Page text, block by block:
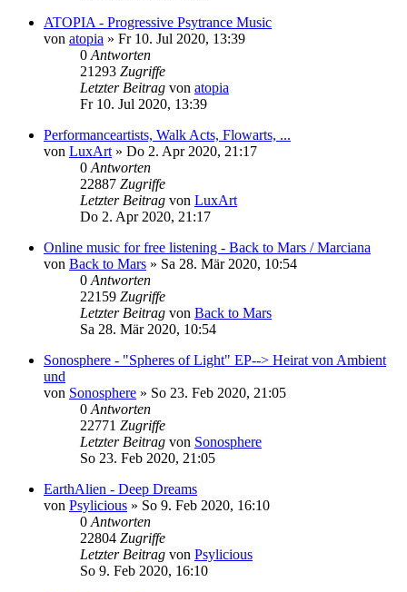
ATOPIA - Progressive Psytrance Music
von atopia » Fr 10. Jul 2020, 13:39
0 Antworten
21293 Zugriffe
Letzter Beitrag von atopia
Fr 10. Jul 2020, 13:39
Performanceartists, Walk Acts, Flowarts, ...
von LuxArt » Do 2. Apr 2020, 21:17
0 Antworten
22887 Zugriffe
Letzter Beitrag von LuxArt
Do 2. Apr 2020, 21:17
Online music for free listening - Back to Mars / Marciana
von Back to Mars » Sa 28. Mär 2020, 10:54
0 Antworten
22159 Zugriffe
Letzter Beitrag von Back to Mars
Sa 28. Mär 2020, 10:54
Sonosphere - "Spheres of Light" EP--> Heirat von Ambient
und
von Sonosphere » So 23. Feb 2020, 21:05
0 Antworten
22771 Zugriffe
Letzter Beitrag von Sonosphere
So 23. Feb 2020, 21:05
EarthAlien - Deep Dreams
von Psylicious » So 9. Feb 2020, 16:10
0 Antworten
22804 Zugriffe
Letzter Beitrag von Psylicious
So 9. Feb 2020, 16:10